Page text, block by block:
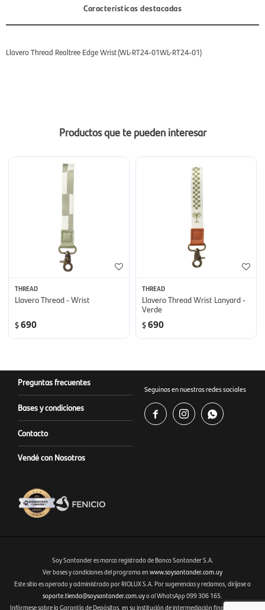
Características destacadas
Llavero Thread Realtree Edge Wrist (WL-RT24-01WL-RT24-01)
Productos que te pueden interesar
THREAD
Llavero Thread - Wrist
$690
THREAD
Llavero Thread Wrist Lanyard -
Verde
$690
Preguntas frecuentes
Bases y condiciones
Contacto
Vendé con Nosotros
Seguinos en nuestras redes sociales
  
Fenicio eCommerce Uruguay
Soy Santander es marca registrada de Banco Santander S.A.
Ver bases y condiciones del programa en www.soysantander.com.uy
Este sitio es operado y administrado por RIOLUX S.A. Por sugerencias y reclamos, diríjase a
soporte.tienda@soysantander.com.uyo al WhatsApp 099 306 165.
Infórmese sobre la Garantía de Depósitos, en su institución de intermediación financiera, en el